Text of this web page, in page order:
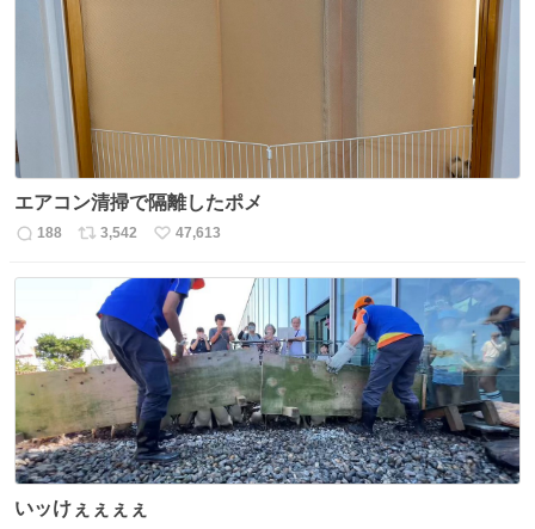
ト
数
エアコン清掃で隔離したポメ
返
188
リ
数
3,542
い
ね
数
47,613
いッけぇぇぇぇ